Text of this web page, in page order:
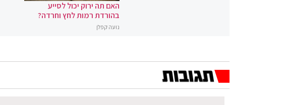
האם תה ירוק יכול לסייע
בהורדת רמות לחץ וחרדה?
נועה קפלן